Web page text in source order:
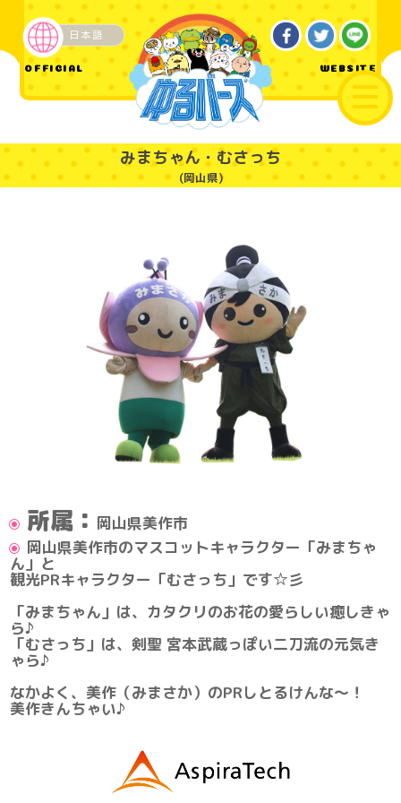
OFFICIAL WEBSITE
日本語
ご当地
みまちゃん・むさっち
(岡山県)
所属： 岡山県美作市
岡山県美作市のマスコットキャラクター「みまちゃ
ん」と
観光PRキャラクター「むさっち」です☆彡
「みまちゃん」は、カタクリのお花の愛らしい癒しきゃ
ら♪
「むさっち」は、剣聖 宮本武蔵っぽい二刀流の元気き
ゃら♪
なかよく、美作（みまさか）のPRしとるけんな～！
美作きんちゃい♪